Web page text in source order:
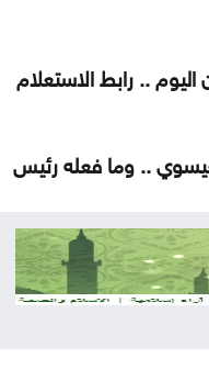
في الأردن اليوم .. رابط الاستعلام
.. وما فعله رئيس
حريق في جنوب